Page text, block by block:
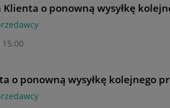
Klienta o ponowną wysyłkę
15:00
o ponowną wysyłkę kolejnego